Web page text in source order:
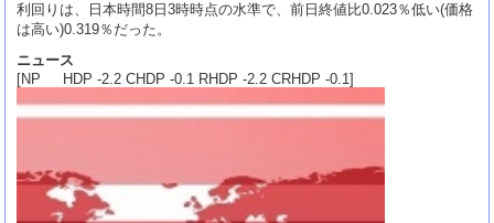
利回りは、日本時間8日3時時点の水準で、前日終値比0.023％低い(価格
は高い)0.319％だった。
ニュース
[NP HDP -2.2 CHDP -0.1 RHDP -2.2 CRHDP -0.1]